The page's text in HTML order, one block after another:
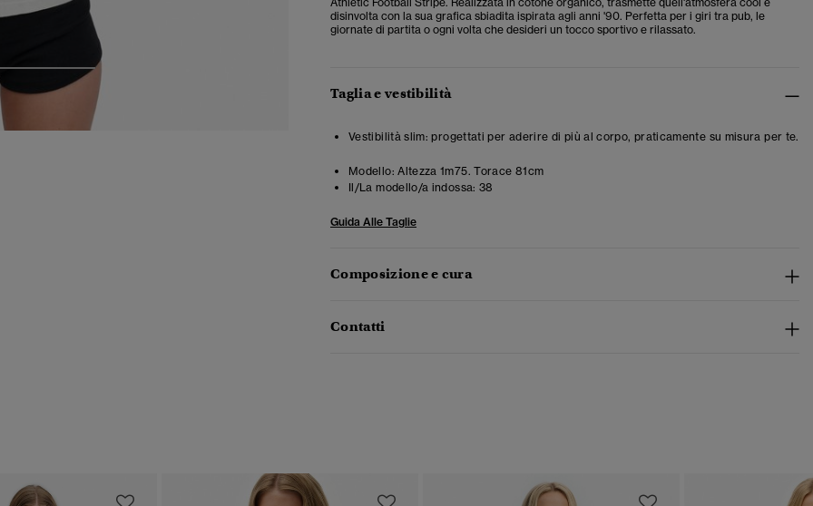
5
disinvolta con la sua grafica sbiadita ispirata agli anni '90. Perfetta per i giri tra pub, le
giornate di partita o ogni volta che desideri un tocco sportivo e rilassato.
Taglia e vestibilità
Vestibilità slim: progettati per aderire di più al corpo, praticamente su misura per te.
Modello: Altezza 1m75. Torace 81cm
Il/La modello/a indossa: 38
Guida Alle Taglie
Composizione e cura
Contatti